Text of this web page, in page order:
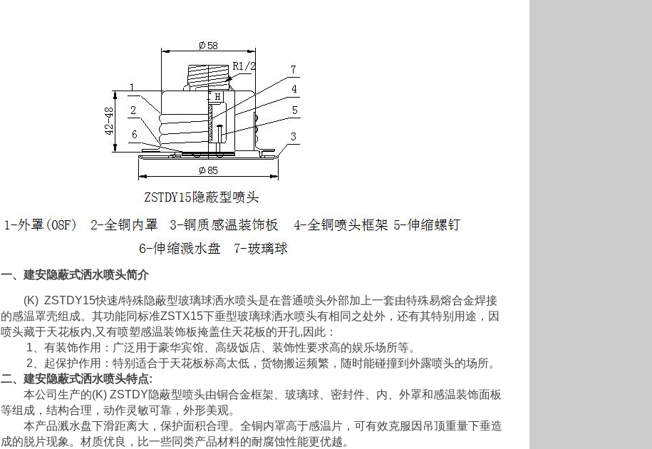
一、建安隐蔽式洒水喷头简介
(K) ZSTDY15快速/特殊隐蔽型玻璃球洒水喷头是在普通喷头外部加上一套由特殊易熔合金焊接
的感温罩壳组成。其功能同标准ZSTX15下垂型玻璃球洒水喷头有相同之处外，还有其特别用途，因
喷头藏于天花板内,又有喷塑感温装饰板掩盖住天花板的开孔,因此：
1、有装饰作用：广泛用于豪华宾馆、高级饭店、装饰性要求高的娱乐场所等。
2、起保护作用：特别适合于天花板标高太低，货物搬运频繁，随时能碰撞到外露喷头的场所。
二、建安隐蔽式洒水喷头特点:
本公司生产的(K) ZSTDY隐蔽型喷头由铜合金框架、玻璃球、密封件、内、外罩和感温装饰面板
等组成，结构合理，动作灵敏可靠，外形美观。
本产品溅水盘下滑距离大，保护面积合理。全铜内罩高于感温片，可有效克服因吊顶重量下垂造
成的脱片现象。材质优良，比一些同类产品材料的耐腐蚀性能更优越。